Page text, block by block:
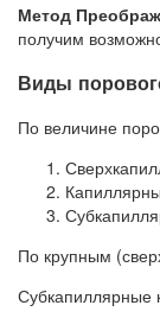
Метод
получим
Виды
По величине
По крупным
Субкапиллярные